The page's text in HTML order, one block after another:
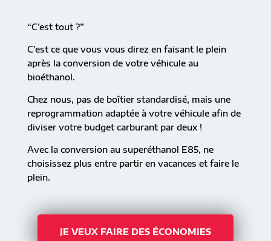
“C’est tout ?”
C’est ce que vous vous direz en faisant le plein
après la conversion de votre véhicule au
bioéthanol.
Chez nous, pas de boîtier standardisé, mais une
reprogrammation adaptée à votre véhicule afin de
diviser votre budget carburant par deux !
Avec la conversion au superéthanol E85, ne
choisissez plus entre partir en vacances et faire le
plein.
JE VEUX FAIRE DES ÉCONOMIES